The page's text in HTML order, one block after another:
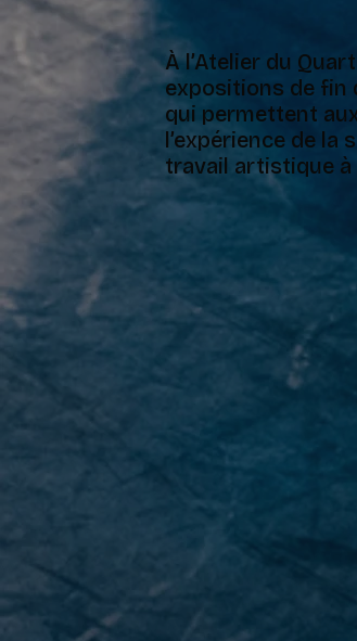
À l’Atelier du
expositions de fin
qui permettent
l’expérience de la
travail artistique